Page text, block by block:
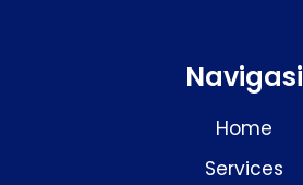
Navigasi
Home
Services